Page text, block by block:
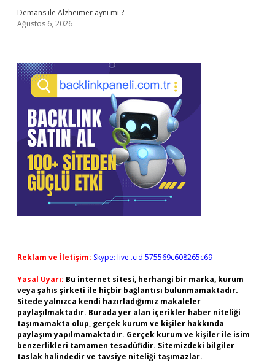
Demans ile Alzheimer aynı mı ?
Ağustos 6, 2026
Reklam ve İletişim: Skype: live:.cid.575569c608265c69
Yasal Uyarı: Bu internet sitesi, herhangi bir marka, kurum
veya şahıs şirketi ile hiçbir bağlantısı bulunmamaktadır.
Sitede yalnızca kendi hazırladığımız makaleler
paylaşılmaktadır. Burada yer alan içerikler haber niteliği
taşımamakta olup, gerçek kurum ve kişiler hakkında
paylaşım yapılmamaktadır. Gerçek kurum ve kişiler ile isim
benzerlikleri tamamen tesadüfidir. Sitemizdeki bilgiler
taslak halindedir ve tavsiye niteliği taşımazlar.